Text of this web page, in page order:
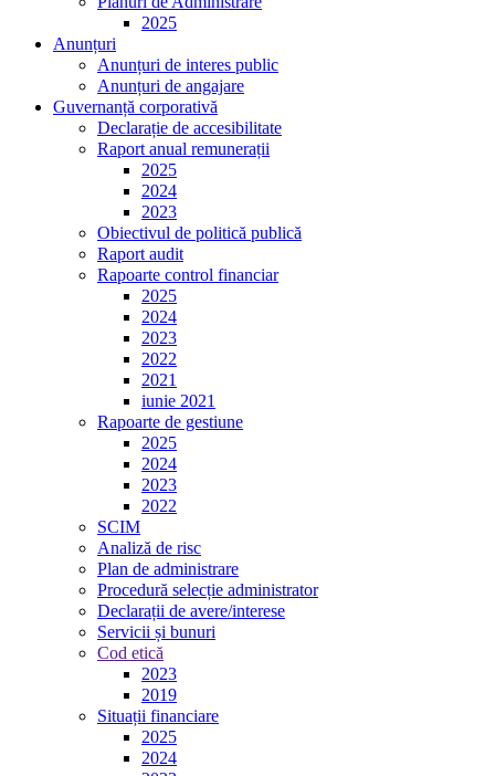
2025
Anunțuri
Anunțuri de interes public
Anunțuri de angajare
Guvernanță corporativă
Declarație de accesibilitate
Raport anual remunerații
2025
2024
2023
Obiectivul de politică publică
Raport audit
Rapoarte control financiar
2025
2024
2023
2022
2021
iunie 2021
Rapoarte de gestiune
2025
2024
2023
2022
SCIM
Analiză de risc
Plan de administrare
Procedură selecție administrator
Declarații de avere/interese
Servicii și bunuri
Cod etică
2023
2019
Situații financiare
2025
2024